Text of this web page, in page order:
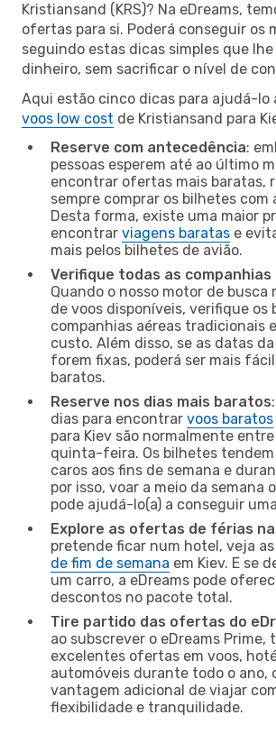
Kristiansand (KRS)? Na eDreams,
ofertas para si. Poderá conseguir os
seguindo estas dicas simples que
dinheiro, sem sacrificar o nível de
Aqui estão cinco dicas para ajudá-lo
voos low cost de Kristiansand para
Reserve com antecedência:
pessoas esperem até ao último
encontrar ofertas mais baratas,
sempre comprar os bilhetes com
Desta forma, existe uma maior
encontrar viagens baratas e
mais pelos bilhetes de avião.
Verifique todas as companhias
Quando o nosso motor de busca
de voos disponíveis, verifique os
companhias aéreas tradicionais
custo. Além disso, se as datas
forem fixas, poderá ser mais
baratos.
Reserve nos dias mais baratos
dias para encontrar voos baratos
para Kiev são normalmente
quinta-feira. Os bilhetes tendem
caros aos fins de semana e
por isso, voar a meio da semana
pode ajudá-lo(a) a conseguir
Explore as ofertas de férias
pretende ficar num hotel, veja
de fim de semana em Kiev. E se
um carro, a eDreams pode
descontos no pacote total.
Tire partido das ofertas do
ao subscrever o eDreams Prime,
excelentes ofertas em voos,
automóveis durante todo o ano,
vantagem adicional de viajar
flexibilidade e tranquilidade.